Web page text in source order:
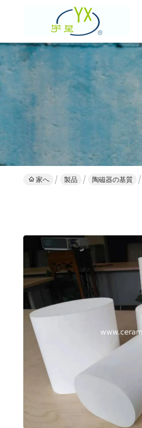
家へ 製品 陶磁器の基質